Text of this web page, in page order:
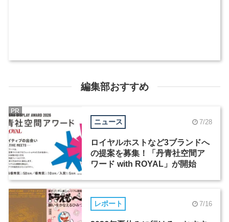
編集部おすすめ
ニュース 7/28
ロイヤルホストなど3ブランドへ
の提案を募集！「丹青社空間ア
ワード with ROYAL」が開始
PR
レポート 7/16